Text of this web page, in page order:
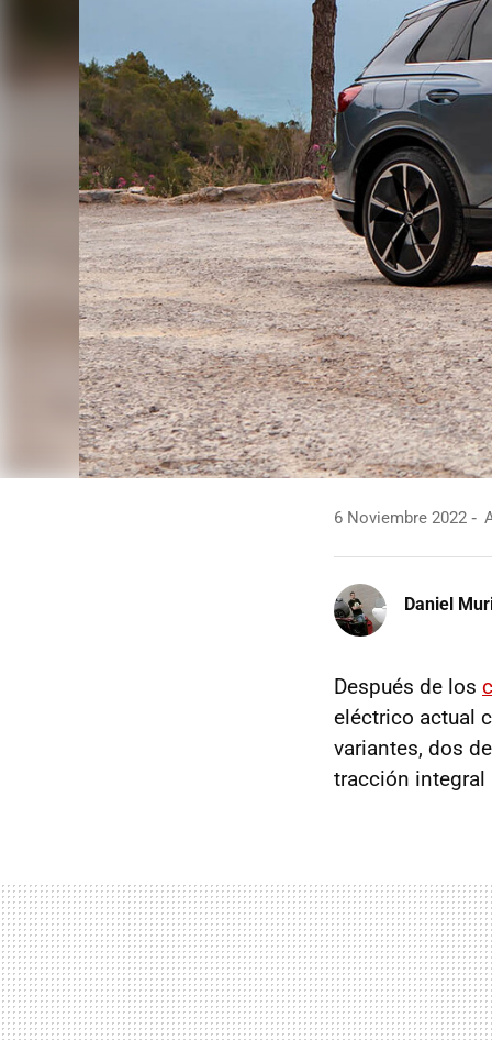
6 Noviembre 2022
Daniel
Después de los
eléctrico actual
variantes, dos
tracción integral